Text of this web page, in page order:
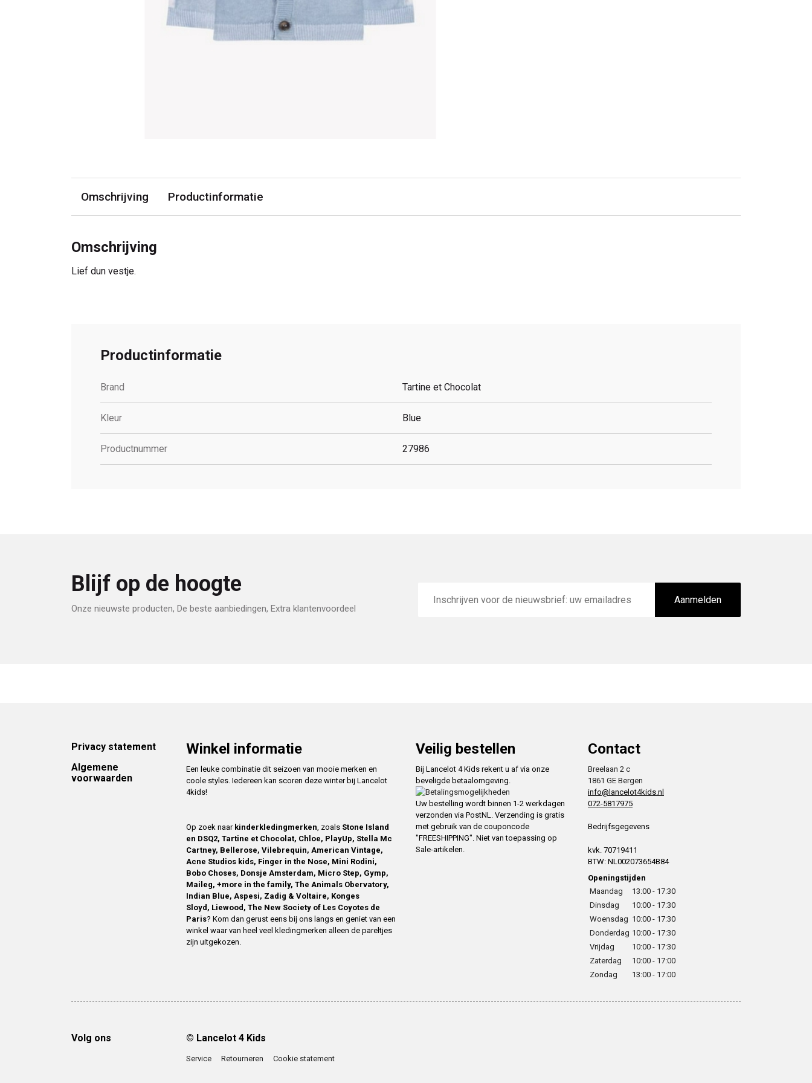
Omschrijving Productinformatie
Omschrijving
Lief dun vestje.
Productinformatie
Brand Tartine et Chocolat
Kleur Blue
Productnummer 27986
Blijf op de hoogte
Onze nieuwste producten, De beste aanbiedingen, Extra klantenvoordeel
mailadres
Aanmelden
Footer
Privacy statement
Algemene
voorwaarden
Winkel informatie
Een leuke combinatie dit seizoen van mooie merken en
coole styles. Iedereen kan scoren deze winter bij Lancelot
4kids!
Op zoek naar kinderkledingmerken , zoals Stone Island
en DSQ2, Tartine et Chocolat, Chloe, PlayUp, Stella Mc
Cartney, Bellerose, Vilebrequin, American Vintage,
Acne Studios kids, Finger in the Nose, Mini Rodini,
Bobo Choses, Donsje Amsterdam, Micro Step, Gymp,
Maileg, +more in the family, The Animals Obervatory,
Indian Blue, Aspesi, Zadig & Voltaire, Konges
Sloyd, Liewood, The New Society of Les Coyotes de
Paris? Kom dan gerust eens bij ons langs en geniet van een
winkel waar van heel veel kledingmerken alleen de pareltjes
zijn uitgekozen.
Veilig bestellen
Bij Lancelot 4 Kids rekent u af via onze
beveligde betaalomgeving.
Uw bestelling wordt binnen 1-2 werkdagen
verzonden via PostNL. Verzending is gratis
met gebruik van de couponcode
"FREESHIPPING". Niet van toepassing op
Sale-artikelen.
Contact
Breelaan 2 c
1861 GE Bergen
info@lancelot4kids.nl
072-5817975
Bedrijfsgegevens
kvk. 70719411
BTW: NL002073654B84
Openingstijden
Maandag
13:00 - 17:30
Dinsdag
10:00 - 17:30
Woensdag 10:00 - 17:30
Donderdag 10:00 - 17:30
Vrijdag
10:00 - 17:30
Zaterdag
10:00 - 17:00
Zondag
13:00 - 17:00
Volg ons © Lancelot 4 Kids
Service Retourneren Cookie statement